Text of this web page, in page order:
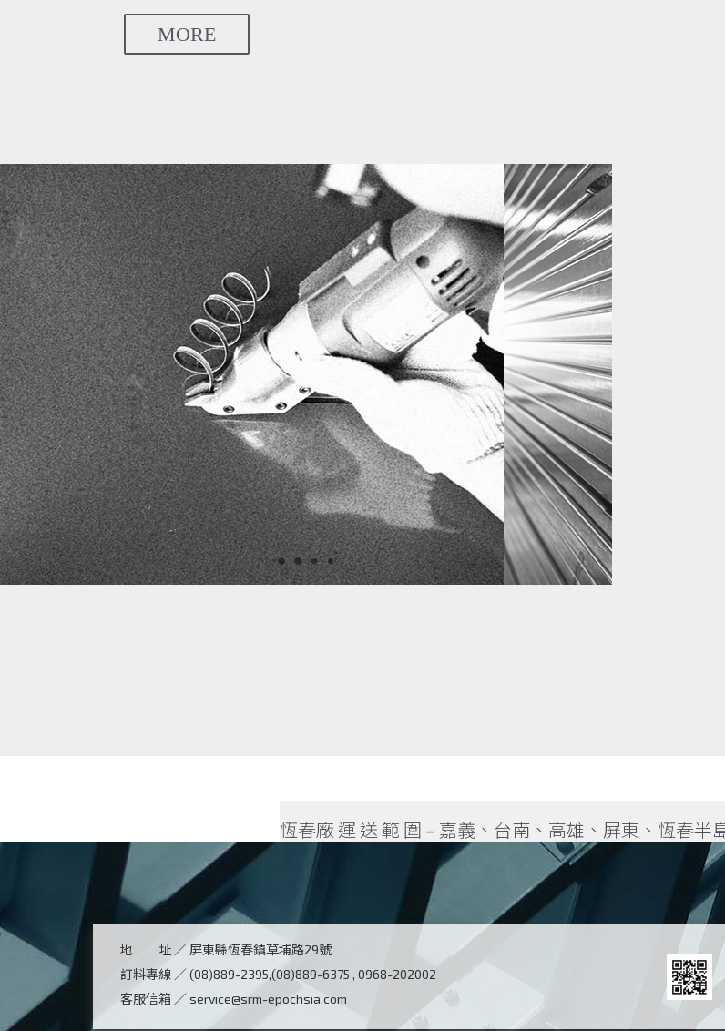
MORE
大明金 恆春廠 運 送 範 圍 – 嘉義、台南、高雄、屏東、恆春半島、台東
地 址 ／ 屏東縣恆春鎮草埔路29號
訂料專線 ／(08)889-2395,(08)889-6375 , 0968-202002
客服信箱 ／service@srm-epochsia.com